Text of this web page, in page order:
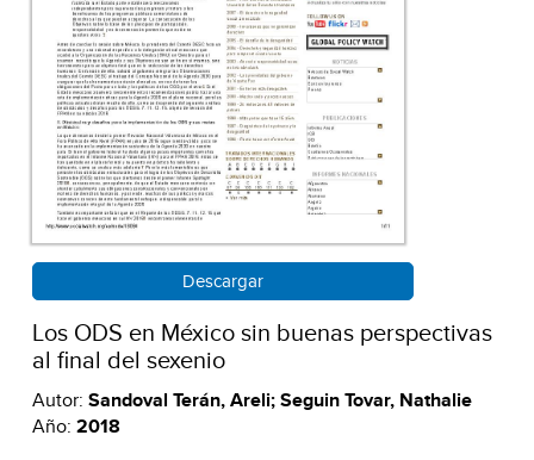
Descargar
Los ODS en México sin buenas perspectivas
al final del sexenio
Autor: Sandoval Terán, Areli; Seguin Tovar, Nathalie
Año: 2018